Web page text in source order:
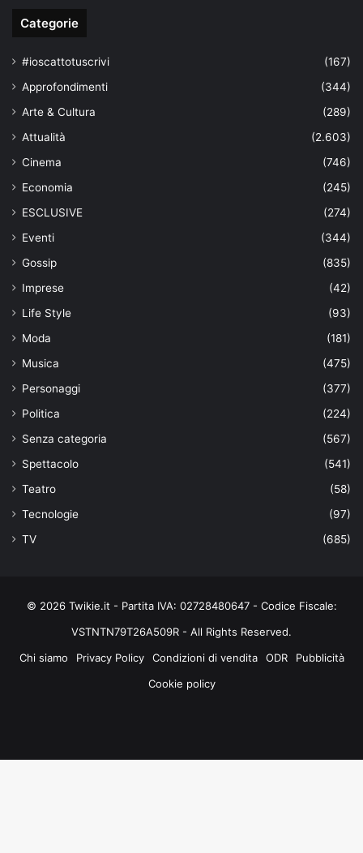
Categorie
#ioscattotuscrivi
(167)
Approfondimenti
(344)
Arte & Cultura
(289)
Attualità
(2.603)
Cinema
(746)
Economia
(245)
ESCLUSIVE
(274)
Eventi
(344)
Gossip
(835)
Imprese
(42)
Life Style
(93)
Moda
(181)
Musica
(475)
Personaggi
(377)
Politica
(224)
Senza categoria
(567)
Spettacolo
(541)
Teatro
(58)
Tecnologie
(97)
TV
(685)
© 2026 Twikie.it - Partita IVA: 02728480647 - Codice Fiscale:
VSTNTN79T26A509R - All Rights Reserved.
Chi siamo
Privacy Policy Condizioni di vendita ODR
Pubblicità
Cookie policy
Tube